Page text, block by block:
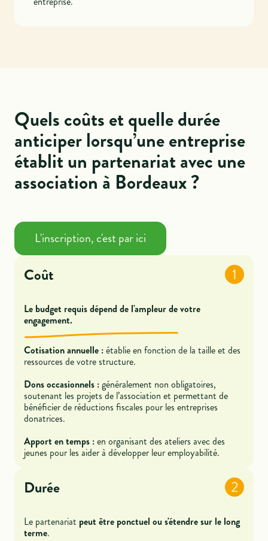
Quels coûts et quelle durée
anticiper lorsqu’une entreprise
établit un partenariat avec une
association à Bordeaux ?
L'inscription, c'est par ici
Coût 1
Le budget requis dépend de l'ampleur de votre
engagement.
Cotisation annuelle :établie en fonction de la taille et des
ressources de votre structure.
Dons occasionnels :généralement non obligatoires,
soutenant les projets de l’association et permettant de
bénéficier de réductions fiscales pour les entreprises
donatrices.
Apport en temps :en organisant des ateliers avec des
jeunes pour les aider à développer leur employabilité.
Durée 2
Le partenariat peut être ponctuel ou s'étendre sur le long
terme.